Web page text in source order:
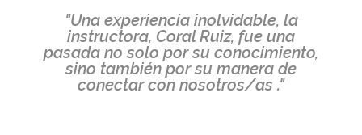
"Una experiencia inolvidable, la
instructora, Coral Ruiz, fue una
pasada no solo por su conocimiento,
sino también por su manera de
conectar con nosotros/as ."